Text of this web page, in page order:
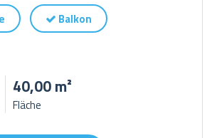
Balkon
40,00 m²
Fläche